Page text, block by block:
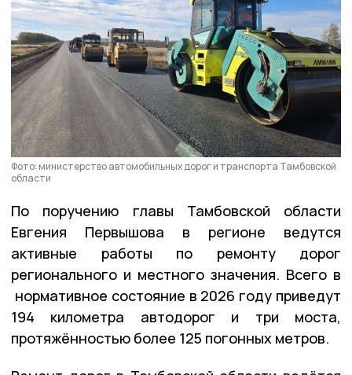
Фото: министерство автомобильных дорог и транспорта Тамбовской
области
По поручению главы Тамбовской области
Евгения Первышова в регионе ведутся
активные работы по ремонту дорог
регионального и местного значения. Всего в
нормативное состояние в 2026 году приведут
194 километра автодорог и три моста,
протяжённостью более 125 погонных метров.